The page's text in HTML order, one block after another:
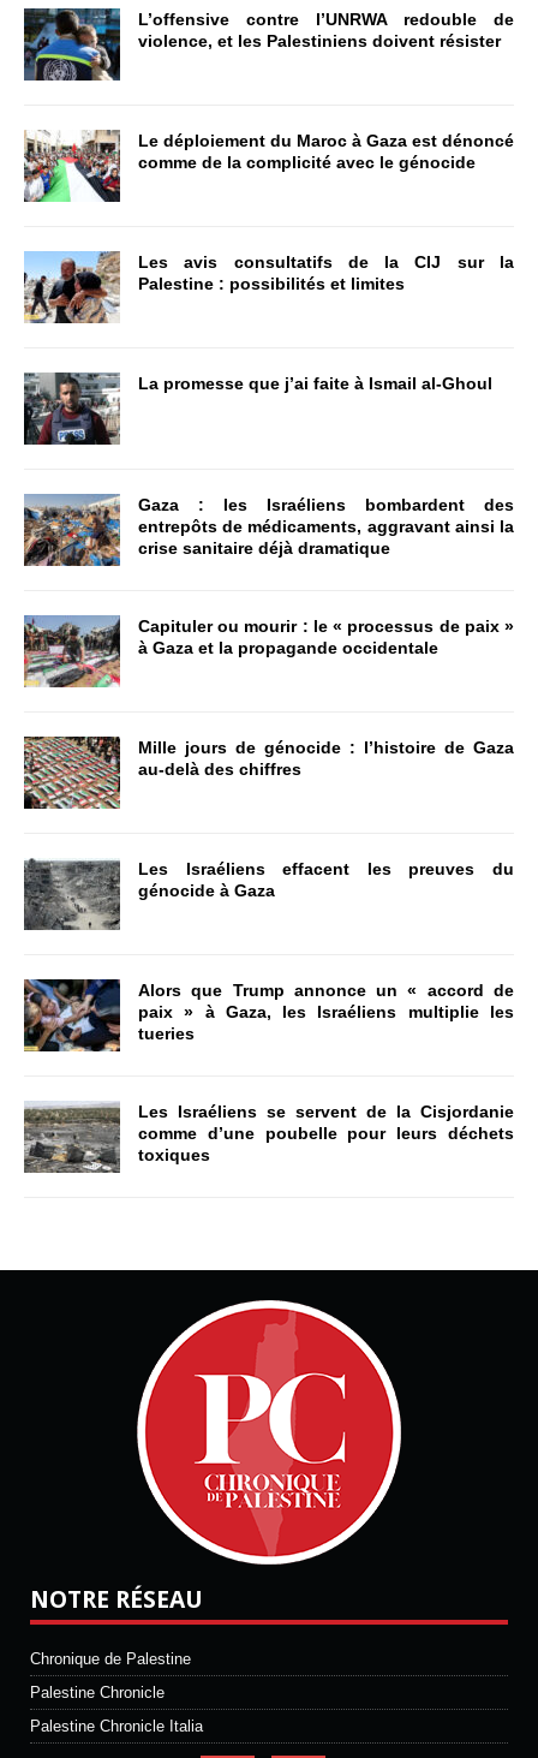
L’offensive contre l’UNRWA redouble de
violence, et les Palestiniens doivent résister
Le déploiement du Maroc à Gaza est dénoncé
comme de la complicité avec le génocide
Les avis consultatifs de la CIJ sur la
Palestine : possibilités et limites
La promesse que j’ai faite à Ismail al-Ghoul
Gaza : les Israéliens bombardent des
entrepôts de médicaments, aggravant ainsi la
crise sanitaire déjà dramatique
Capituler ou mourir : le « processus de paix »
à Gaza et la propagande occidentale
Mille jours de génocide : l’histoire de Gaza
au-delà des chiffres
Les Israéliens effacent les preuves du
génocide à Gaza
Alors que Trump annonce un « accord de
paix » à Gaza, les Israéliens multiplie les
tueries
Les Israéliens se servent de la Cisjordanie
comme d’une poubelle pour leurs déchets
toxiques
NOTRE RÉSEAU
Chronique de Palestine
Palestine Chronicle
Palestine Chronicle Italia